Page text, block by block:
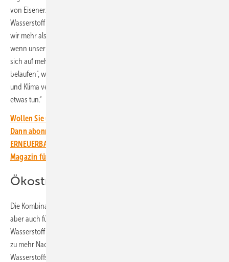
von Eisenerzprodukten komplett auf fossilfreiem, mit grünem
Wasserstoff produzierten Eisenschwamm umstellen. „Dafür benötigen
wir mehr als eine Million Tonnen Wasserstoff und unser Verbrauch –
wenn unser Betrieb im Jahr 2050 vollständig transformiert ist – wird
sich auf mehr als 70 Terawattstunden fossilfreien Strom pro Jahr
belaufen“, weiß Stefan Savonen, der bei LKAB für die Bereiche Energie
und Klima verantwortlich ist. „Es muss sich daher bei den Kosten
etwas tun.“
Wollen Sie über die Energiewende auf dem Laufenden bleiben?
Dann abonnieren Sie einfach den kostenlosen Newsletter von
ERNEUERBARE ENERGIEN – dem größten verbandsunabhängigen
Magazin für erneuerbare Energien in Deutschland!
Ökostromverbrauch flexibilisieren
Die Kombination aus flexibler Wasserstoffelektrolyse und Speicher hat
aber auch für das Stromsystem riesige Vorteile, zumal grüner
Wasserstoff ohnehin im Zentrum der Transformation der Industrie hin
zu mehr Nachhaltigkeit steht. „Die großtechnische
Wasserstoffspeicherung macht es in einem Stromsystem mit